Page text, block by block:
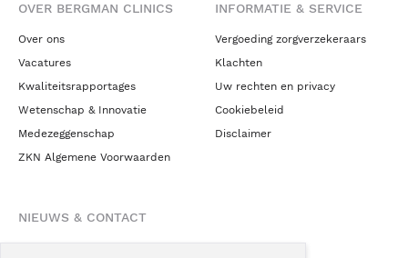
OVER BERGMAN CLINICS
Over ons
Vacatures
Kwaliteitsrapportages
Wetenschap & Innovatie
Medezeggenschap
ZKN Algemene Voorwaarden
INFORMATIE & SERVICE
Vergoeding zorgverzekeraars
Klachten
Uw rechten en privacy
Cookiebeleid
Disclaimer
NIEUWS & CONTACT